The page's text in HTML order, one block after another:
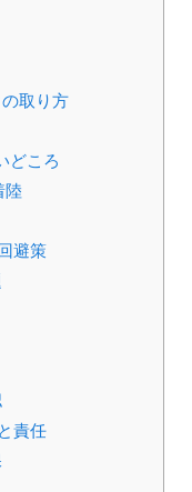
取り方
どころ
陸
避策
責任